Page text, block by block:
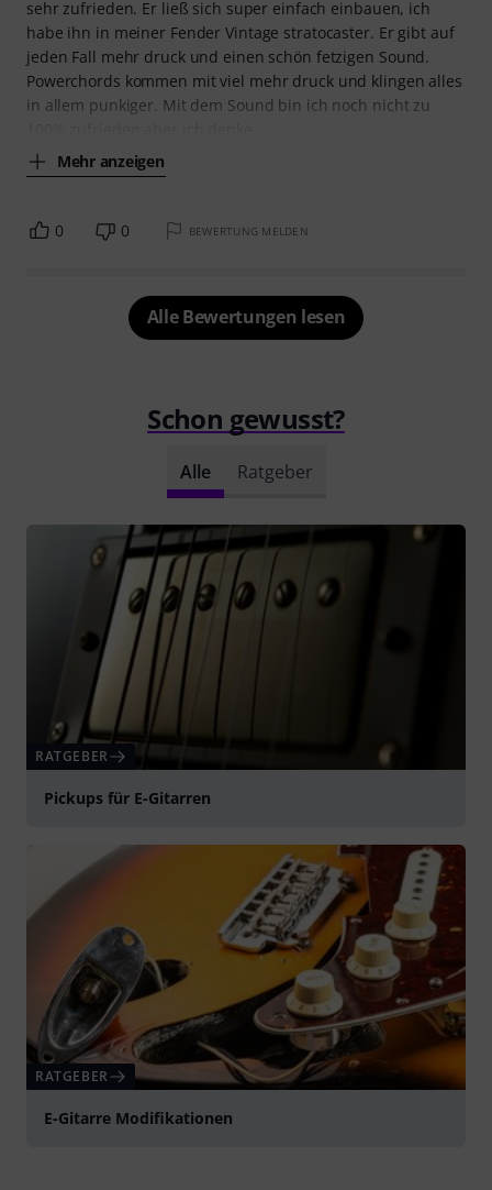
sehr zufrieden. Er ließ sich super einfach einbauen, ich
habe ihn in meiner Fender Vintage stratocaster. Er gibt auf
jeden Fall mehr druck und einen schön fetzigen Sound.
Powerchords kommen mit viel mehr druck und klingen alles
in allem punkiger. Mit dem Sound bin ich noch nicht zu
Mehr anzeigen
0 0 BEWERTUNG MELDEN
Alle Bewertungen lesen
Schon gewusst?
Alle Ratgeber
RATGEBER
Pickups für E-Gitarren
RATGEBER
E-Gitarre Modifikationen